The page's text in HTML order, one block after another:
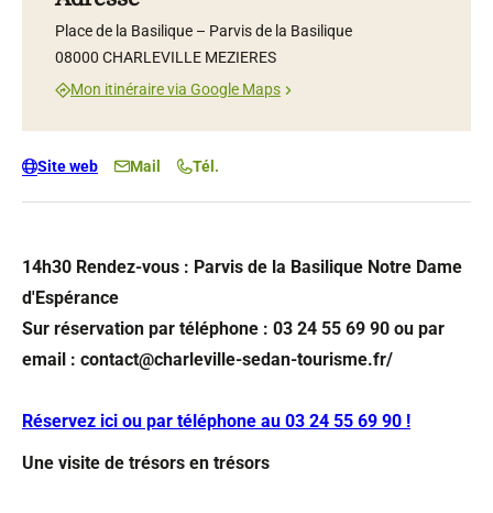
14h30 Rendez-vous : Parvis de la Basilique Notre Dame
d'Espérance
Sur réservation par téléphone : 03 24 55 69 90 ou par
email : contact@charleville-sedan-tourisme.fr/
Réservez ici ou par téléphone au 03 24 55 69 90 !
Une visite de trésors en trésors
Place de la Basilique – Parvis de la Basilique
08000 CHARLEVILLE MEZIERES
Mon itinéraire via Google Maps
Site web Mail Tél.